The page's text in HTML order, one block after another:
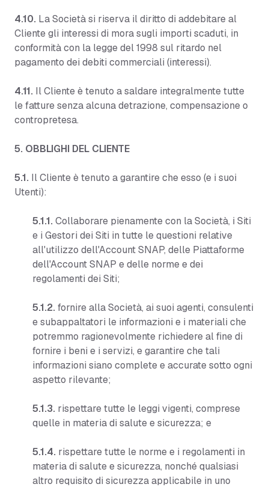
4.10. La Società si riserva il diritto di addebitare al
Cliente gli interessi di mora sugli importi scaduti, in
conformità con la legge del 1998 sul ritardo nel
pagamento dei debiti commerciali (interessi).
4.11. Il Cliente è tenuto a saldare integralmente tutte
le fatture senza alcuna detrazione, compensazione o
contropretesa.
5. OBBLIGHI DEL CLIENTE
5.1. Il Cliente è tenuto a garantire che esso (e i suoi
Utenti):
5.1.1. Collaborare pienamente con la Società, i Siti
e i Gestori dei Siti in tutte le questioni relative
all'utilizzo dell'Account SNAP, delle Piattaforme
dell'Account SNAP e delle norme e dei
regolamenti dei Siti;
5.1.2. fornire alla Società, ai suoi agenti, consulenti
e subappaltatori le informazioni e i materiali che
potremmo ragionevolmente richiedere al fine di
fornire i beni e i servizi, e garantire che tali
informazioni siano complete e accurate sotto ogni
aspetto rilevante;
5.1.3. rispettare tutte le leggi vigenti, comprese
quelle in materia di salute e sicurezza; e
5.1.4. rispettare tutte le norme e i regolamenti in
materia di salute e sicurezza, nonché qualsiasi
altro requisito di sicurezza applicabile in uno